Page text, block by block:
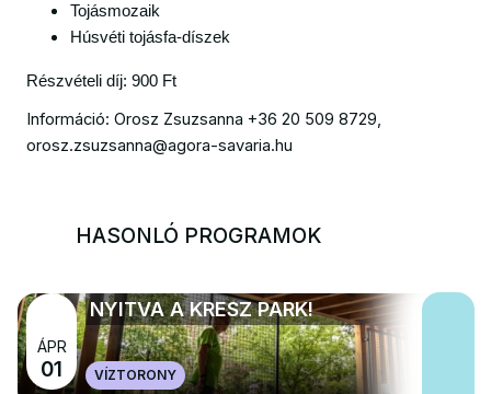
Tojásmozaik
Húsvéti tojásfa-díszek
Részvételi díj: 900 Ft
Információ: Orosz Zsuzsanna +36 20 509 8729,
orosz.zsuzsanna@agora-savaria.hu
HASONLÓ PROGRAMOK
ÁPR
01
NYITVA A KRESZ PARK!
VÍZTORONY